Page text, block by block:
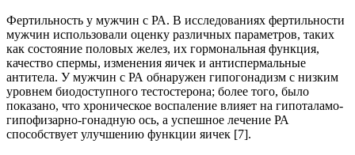
Фертильность у мужчин с РА. В исследованиях фертильности
мужчин использовали оценку различных параметров, таких
как состояние половых желез, их гормональная функция,
качество спермы, изменения яичек и антиспермальные
антитела. У мужчин с РА обнаружен гипогонадизм с низким
уровнем биодоступного тестостерона; более того, было
показано, что хроническое воспаление влияет на гипоталамо-
гипофизарно-гонадную ось, а успешное лечение РА
способствует улучшению функции яичек [7].